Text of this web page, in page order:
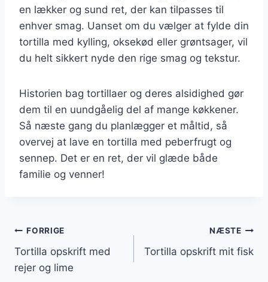
en lækker og sund ret, der kan tilpasses til
enhver smag. Uanset om du vælger at fylde din
tortilla med kylling, oksekød eller grøntsager, vil
du helt sikkert nyde den rige smag og tekstur.
Historien bag tortillaer og deres alsidighed gør
dem til en uundgåelig del af mange køkkener.
Så næste gang du planlægger et måltid, så
overvej at lave en tortilla med peberfrugt og
sennep. Det er en ret, der vil glæde både
familie og venner!
Indlægsnavigation
FORRIGE
Tortilla opskrift med
rejer og lime
NÆSTE
Tortilla opskrift mit fisk